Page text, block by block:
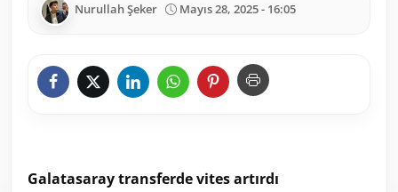
Nurullah Şeker Mayıs 28, 2025 - 16:05
Galatasaray transferde vites artırdı